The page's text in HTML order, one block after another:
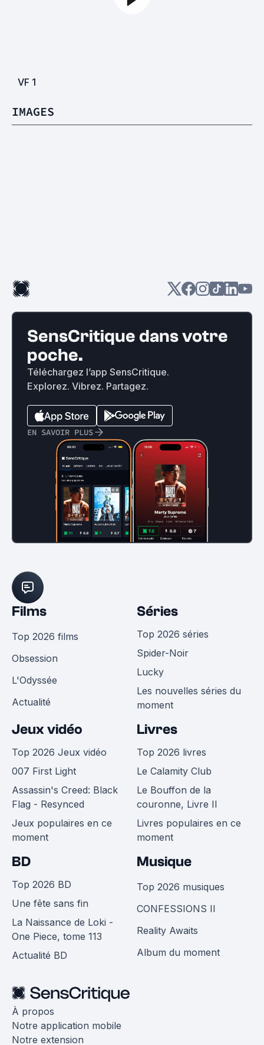
VF 1
IMAGES
SensCritique dans votre
poche.
Téléchargez l’app SensCritique.
Explorez. Vibrez. Partagez.
EN SAVOIR PLUS
Films
Top 2026 films
Obsession
L'Odyssée
Actualité
Séries
Top 2026 séries
Spider-Noir
Lucky
Les nouvelles séries du
moment
Jeux vidéo
Top 2026 Jeux vidéo
007 First Light
Assassin's Creed: Black
Flag - Resynced
Jeux populaires en ce
moment
Livres
Top 2026 livres
Le Calamity Club
Le Bouffon de la
couronne, Livre II
Livres populaires en ce
moment
BD
Top 2026 BD
Une fête sans fin
La Naissance de Loki -
One Piece, tome 113
Actualité BD
Musique
Top 2026 musiques
CONFESSIONS II
Reality Awaits
Album du moment
À propos
Notre application mobile
Notre extension